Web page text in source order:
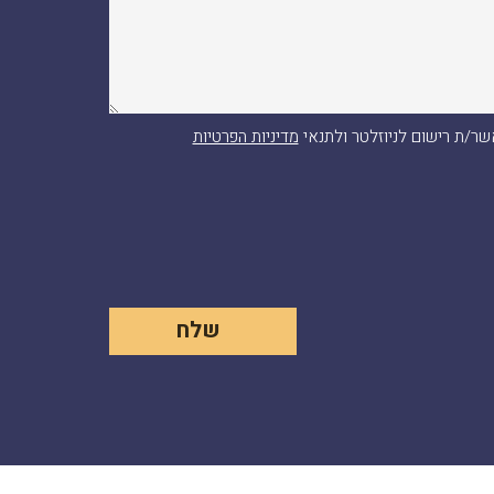
ת רישום לניוזלטר ולתנאי מדיניות הפרטיות